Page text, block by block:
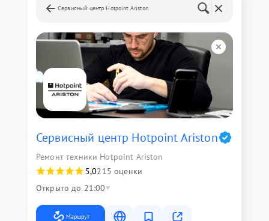
Сервисный центр Hotpoint Ariston
Сервисный центр Hotpoint Ariston
Ремонт техники Hotpoint Ariston
5,0215 оценки
Открыто до 21:00
Маршрут